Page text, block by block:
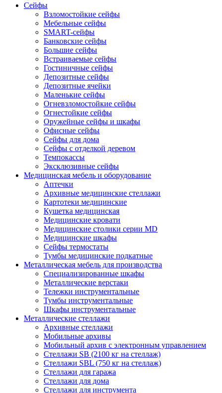
Сейфы
Взломостойкие сейфы
Мебельные сейфы
SMART-сейфы
Банковские сейфы
Большие сейфы
Встраиваемые сейфы
Гостиничные сейфы
Депозитные сейфы
Депозитные ячейки
Маленькие сейфы
Огневзломостойкие сейфы
Огнестойкие сейфы
Оружейные сейфы и шкафы
Офисные сейфы
Сейфы для дома
Сейфы с отделкой деревом
Темпокассы
Эксклюзивные сейфы
Медицинская мебель и оборудование
Аптечки
Архивные медицинские стеллажи
Картотеки медицинские
Кушетка медицинская
Медицинские кровати
Медицинские столики серии MD
Медицинские шкафы
Сейфы термостаты
Тумбы медицинские подкатные
Металлическая мебель для производства
Cпециализированные шкафы
Металлические верстаки
Тележки инструментальные
Тумбы инструментальные
Шкафы инструментальные
Металлические стеллажи
Архивные стеллажи
Мобильные архивы
Мобильный архив с электронным управлением
Стеллажи SB (2100 кг на стеллаж)
Стеллажи SBL (750 кг на стеллаж)
Стеллажи для гаража
Стеллажи для дома
Стеллажи для инструмента